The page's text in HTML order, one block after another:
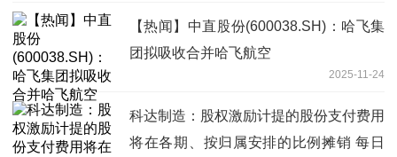
【热闻】中直股份(600038.SH)：哈飞集
团拟吸收合并哈飞航空
2025-11-24
科达制造：股权激励计提的股份支付费用
将在各期、按归属安排的比例摊销 每日